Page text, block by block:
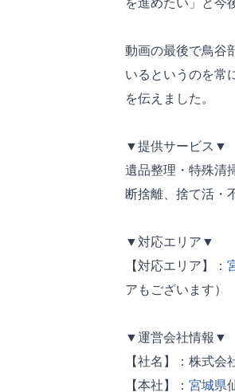
動画の最後で鳥谷
いるというのを常
を伝えました。
▼提供サービス▼
遺品整理・特殊清
断捨離、捨て活・
▼対応エリア▼
【対応エリア】：
アもございます）
▼運営会社情報▼
【社名】：株式会
【本社】： 宮城県